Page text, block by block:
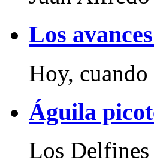
Los
Hoy,
Águila
Los